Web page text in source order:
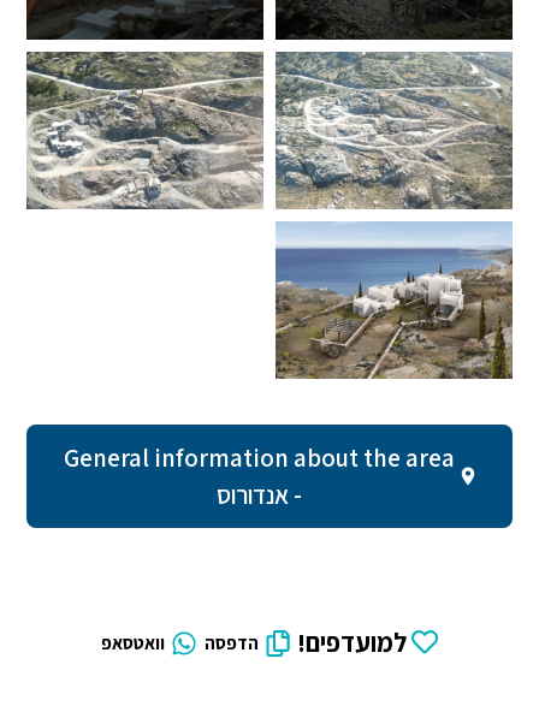
General information about the area
- אנדורוס
למועדפים! הדפסה וואטסאפ